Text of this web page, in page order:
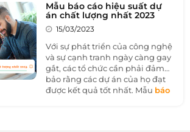
Hãy cùng 1BOSS tìm hiểu qua
bài viết dưới đây.
Mẫu báo cáo hiệu suất dự
án chất lượng nhất 2023
15/03/2023
Với sự phát triển của công nghệ
và sự cạnh tranh ngày càng gay
gắt, các tổ chức cần phải đảm
bảo rằng các dự án của họ đạt
được kết quả tốt nhất. Mẫu báo